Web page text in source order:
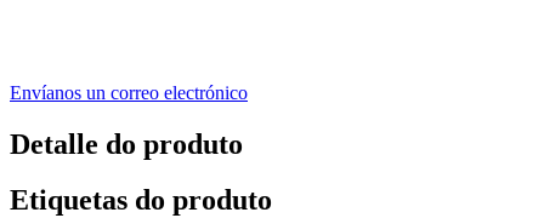
Envíanos un correo electrónico
Detalle do produto
Etiquetas do produto